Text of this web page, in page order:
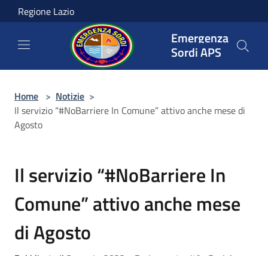
Salta al contenuto principale
Regione Lazio
Emergenza
Sordi APS
Home > Notizie >
Il servizio “#NoBarriere In Comune” attivo anche mese di
Agosto
Il servizio “#NoBarriere In
Comune” attivo anche mese
di Agosto